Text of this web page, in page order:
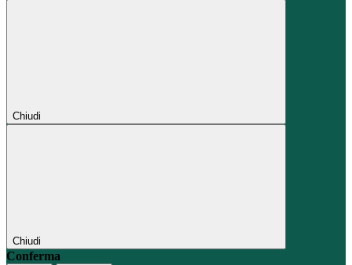
Chiudi
Chiudi
Conferma